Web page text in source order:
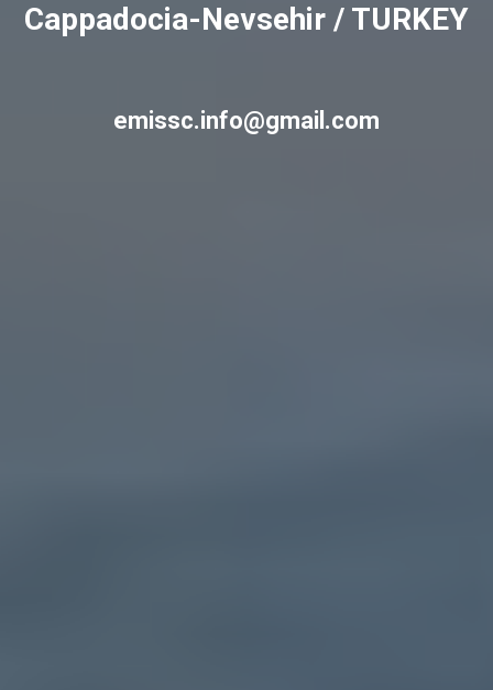
Cappadocia-Nevsehir / TURKEY
emissc.info@gmail.com